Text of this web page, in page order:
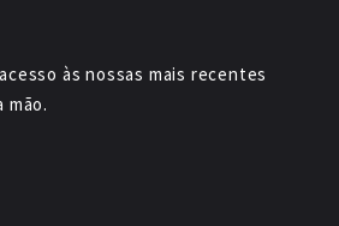
às nossas mais recentes
mão.